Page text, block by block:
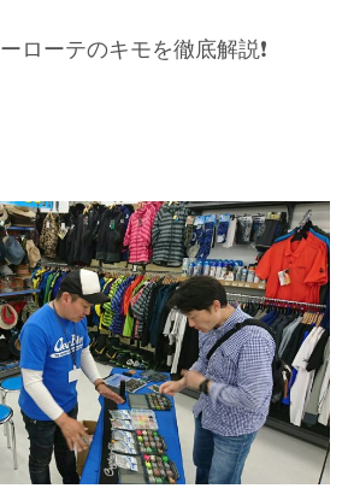
ローテのキモを徹底解説❗️